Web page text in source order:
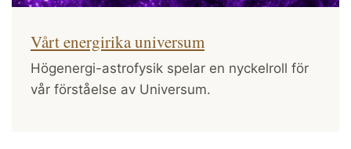
Vårt energirika universum
Högenergi-astrofysik spelar en nyckelroll för
vår förståelse av Universum.